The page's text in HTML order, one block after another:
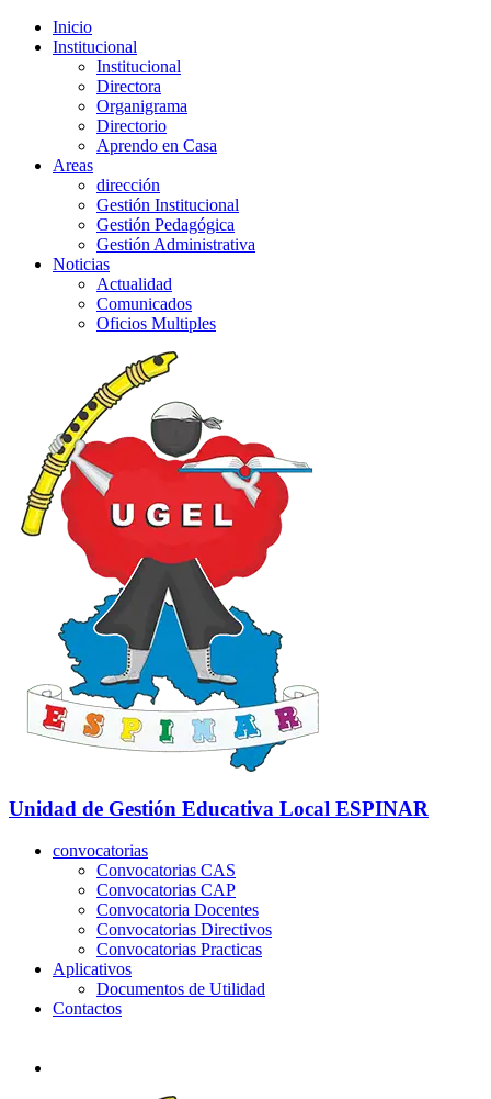
Inicio
Institucional
Institucional
Directora
Organigrama
Directorio
Aprendo en Casa
Areas
dirección
Gestión Institucional
Gestión Pedagógica
Gestión Administrativa
Noticias
Actualidad
Comunicados
Oficios Multiples
Unidad de Gestión Educativa Local ESPINAR
convocatorias
Convocatorias CAS
Convocatorias CAP
Convocatoria Docentes
Convocatorias Directivos
Convocatorias Practicas
Aplicativos
Documentos de Utilidad
Contactos